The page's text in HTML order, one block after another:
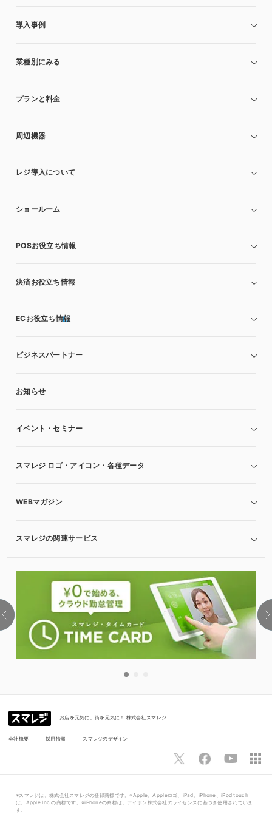
導入事例
業種別にみる
プランと料金
周辺機器
レジ導入について
ショールーム
POSお役立ち情報
決済お役立ち情報
ECお役立ち情報
ビジネスパートナー
お知らせ
イベント・セミナー
スマレジ ロゴ・アイコン・各種データ
WEBマガジン
スマレジの関連サービス
お店を元気に、街を元気に！ 株式会社スマレジ
会社概要 採用情報 スマレジのデザイン
※スマレジは、株式会社スマレジの登録商標です。※Apple、Appleロゴ、iPad、iPhone、iPod touch
は、Apple Inc.の商標です。※iPhoneの商標は、アイホン株式会社のライセンスに基づき使用されていま
す。